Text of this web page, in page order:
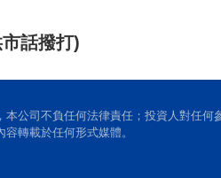
話撥打)
公司不負任何法律責任；投資人對任
轉載於任何形式媒體。